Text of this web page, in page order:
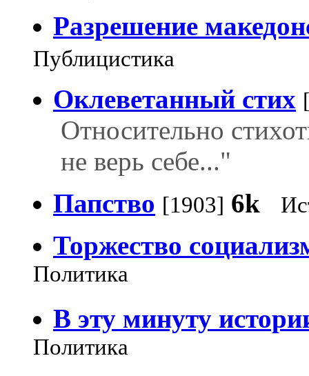
Разрешение
Публицистика
Оклеветанный стих
Относительно
не верь себе..."
Папство [1903] 6k
Торжество
Политика
В эту минуту
Политика